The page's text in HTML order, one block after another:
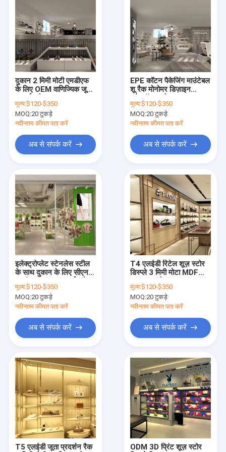
उत्पादों
हमारे बारे में
कारखाना भ्रमण
गुणवत्ता नियंत्रण
संपर्क करें
एक उद्धरण का अनुरोध करें
कपड़े की दुकान प्रदर्शन फर्नीचर
आभूषण की दुकान फर्नीचर
मोबाइल फोन डिस्प्ले शोकेस
ऑप्टिकल शॉप डिस्प्ले कैबिनेट्स
ग्लास डिस्प्ले शोकेस
दुकान 2 मिमी मोटी एमडीएफ
के लिए OEM वाणिज्यिक जूता
मूल्य:$120-$350
MOQ:20 टुकड़े
नवीनतम कीमत पता करें
अब से संपर्क करें
EPE कॉटन पैकेजिंग माउंटेबल
शू रैक मोनोमर डिज़ाइन
मूल्य:$120-$350
MOQ:20 टुकड़े
नवीनतम कीमत पता करें
अब से संपर्क करें
इलेक्ट्रोप्लेट स्टेनलेस स्टील
के साथ दुकान के लिए सीएनसी
मूल्य:$120-$350
MOQ:20 टुकड़े
नवीनतम कीमत पता करें
अब से संपर्क करें
T4 एलईडी रिटेल शूज़ स्टोर
डिस्प्ले 3 मिमी मोटा MDF
मूल्य:$120-$350
MOQ:20 टुकड़े
नवीनतम कीमत पता करें
अब से संपर्क करें
T5 एलईडी जूता प्रदर्शन रैक
ODM 3D प्रिंट शूज़ स्टोर